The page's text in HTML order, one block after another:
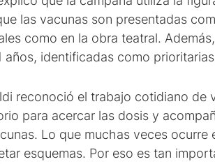
las vacunas son presentadas
como en la obra teatral.
años, identificadas como
reconoció el trabajo cotidiano
para acercar las dosis y
Lo que muchas veces
esquemas. Por eso es tan